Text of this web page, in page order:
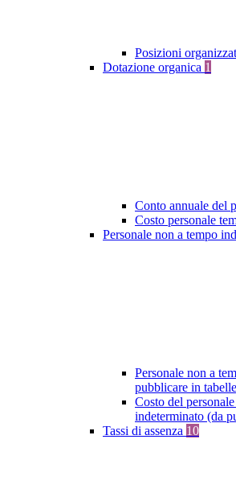
Posizioni
Dotazione organica 1
Conto annuale del
Costo personale
Personale non a tempo
Personale non a
pubblicare in
Costo del
indeterminato (da
Tassi di assenza 10